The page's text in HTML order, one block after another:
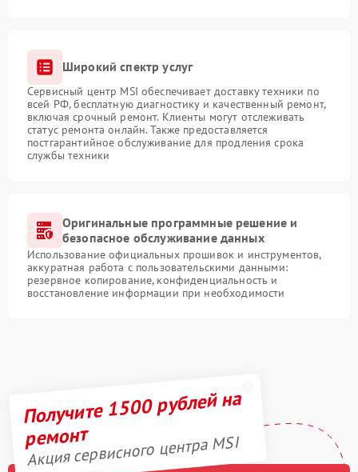
Широкий спектр услуг
Сервисный центр MSI обеспечивает доставку техники по
всей РФ, бесплатную диагностику и качественный ремонт,
включая срочный ремонт. Клиенты могут отслеживать
статус ремонта онлайн. Также предоставляется
постгарантийное обслуживание для продления срока
службы техники
Оригинальные программные решение и
безопасное обслуживание данных
Использование официальных прошивок и инструментов,
аккуратная работа с пользовательскими данными:
резервное копирование, конфиденциальность и
восстановление информации при необходимости
Получите 1500 рублей на
ремонт
Акция сервисного центра MSI